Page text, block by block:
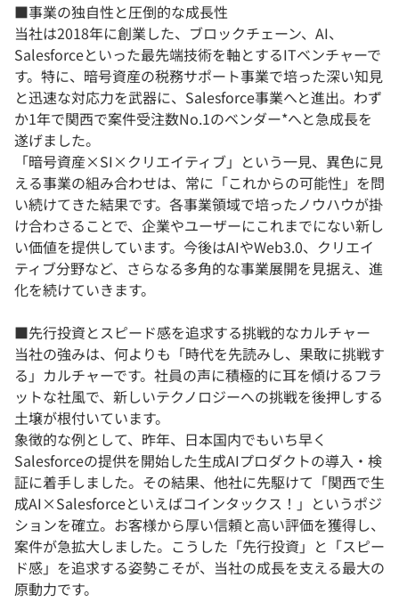
■事業の独自性と圧倒的な成長性
当社は2018年に創業した、ブロックチェーン、AI、
Salesforceといった最先端技術を軸とするITベンチャーで
す。特に、暗号資産の税務サポート事業で培った深い知見
と迅速な対応力を武器に、Salesforce事業へと進出。わず
か1年で関西で案件受注数No.1のベンダー*へと急成長を
遂げました。
「暗号資産×SI×クリエイティブ」という一見、異色に見
える事業の組み合わせは、常に「これからの可能性」を問
い続けてきた結果です。各事業領域で培ったノウハウが掛
け合わさることで、企業やユーザーにこれまでにない新し
い価値を提供しています。今後はAIやWeb3.0、クリエイ
ティブ分野など、さらなる多角的な事業展開を見据え、進
化を続けていきます。
■先行投資とスピード感を追求する挑戦的なカルチャー
当社の強みは、何よりも「時代を先読みし、果敢に挑戦す
る」カルチャーです。社員の声に積極的に耳を傾けるフラ
ットな社風で、新しいテクノロジーへの挑戦を後押しする
土壌が根付いています。
象徴的な例として、昨年、日本国内でもいち早く
Salesforceの提供を開始した生成AIプロダクトの導入・検
証に着手しました。その結果、他社に先駆けて「関西で生
成AI×Salesforceといえばコインタックス！」というポジ
ションを確立。お客様から厚い信頼と高い評価を獲得し、
案件が急拡大しました。こうした「先行投資」と「スピー
ド感」を追求する姿勢こそが、当社の成長を支える最大の
原動力です。